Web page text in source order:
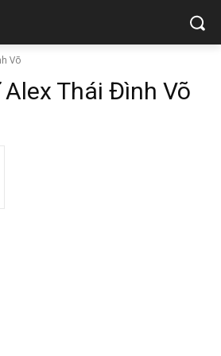
Võ
Alex Thái Đình Võ